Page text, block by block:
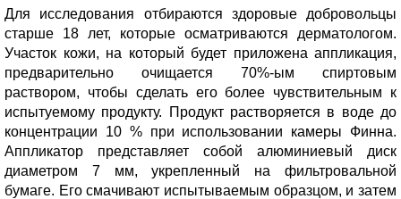
Для исследования отбираются здоровые добровольцы
старше 18 лет, которые осматриваются дерматологом.
Участок кожи, на который будет приложена аппликация,
предварительно очищается 70%-ым спиртовым
раствором, чтобы сделать его более чувствительным к
испытуемому продукту. Продукт растворяется в воде до
концентрации 10 % при использовании камеры Финна.
Аппликатор представляет собой алюминиевый диск
диаметром 7 мм, укрепленный на фильтровальной
бумаге. Его смачивают испытываемым образцом, и затем